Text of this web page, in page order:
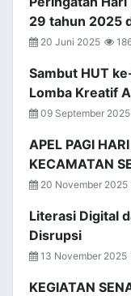
29 tahun 2025
20 Juni 2025
Sambut HUT
Lomba Kreatif
09 September 2025
APEL PAGI
KECAMATAN
20 November 2025
Literasi Digital
Disrupsi
13 November 2025
KEGIATAN